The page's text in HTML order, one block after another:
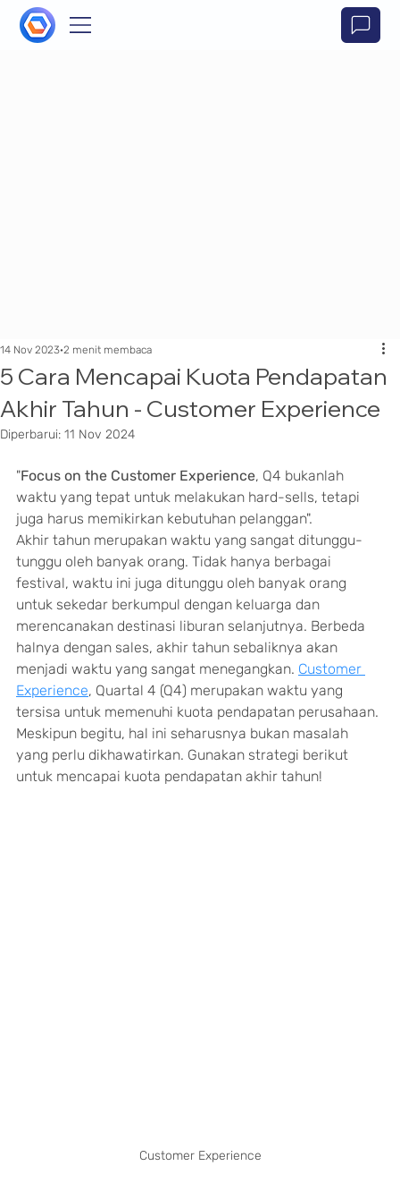
5 Cara Mencapai Kuota Pendapatan
Akhir Tahun - Customer Experience
14 Nov 2023 2 menit membaca
Diperbarui: 11 Nov 2024
"Focus on the Customer Experience, Q4 bukanlah
waktu yang tepat untuk melakukan hard-sells, tetapi
juga harus memikirkan kebutuhan pelanggan".
Akhir tahun merupakan waktu yang sangat ditunggu-
tunggu oleh banyak orang. Tidak hanya berbagai
festival, waktu ini juga ditunggu oleh banyak orang
untuk sekedar berkumpul dengan keluarga dan
merencanakan destinasi liburan selanjutnya. Berbeda
halnya dengan sales, akhir tahun sebaliknya akan
menjadi waktu yang sangat menegangkan. Customer
Experience, Quartal 4 (Q4) merupakan waktu yang
tersisa untuk memenuhi kuota pendapatan perusahaan.
Meskipun begitu, hal ini seharusnya bukan masalah
yang perlu dikhawatirkan. Gunakan strategi berikut
untuk mencapai kuota pendapatan akhir tahun!
Customer Experience